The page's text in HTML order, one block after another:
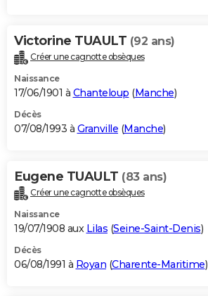
Victorine TUAULT (92 ans)
Créer une cagnotte obsèques
Naissance
17/06/1901 à Chanteloup (Manche)
Décès
07/08/1993 à Granville (Manche)
Eugene TUAULT (83 ans)
Créer une cagnotte obsèques
Naissance
19/07/1908 aux Lilas (Seine-Saint-Denis)
Décès
06/08/1991 à Royan (Charente-Maritime)